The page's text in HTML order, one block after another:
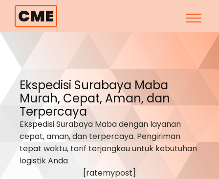
CME
Ekspedisi Surabaya Maba
Murah, Cepat, Aman, dan
Terpercaya
Ekspedisi Surabaya Mabadengan layanan
cepat, aman, dan terpercaya. Pengiriman
tepat waktu, tarif terjangkau untuk kebutuhan
logistik Anda
[ratemypost]